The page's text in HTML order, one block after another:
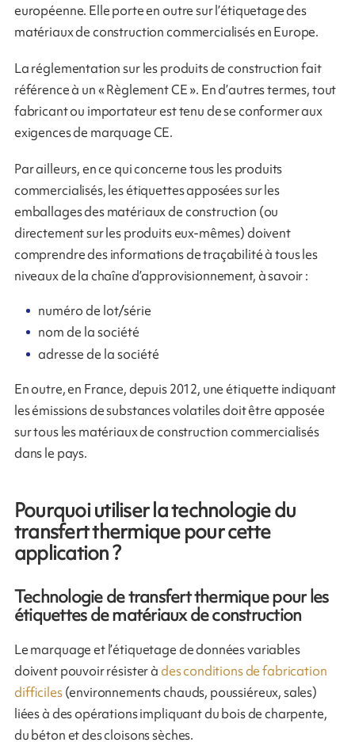
européenne. Elle porte en outre sur l’étiquetage des
matériaux de construction commercialisés en Europe.
La réglementation sur les produits de construction fait
référence à un « Règlement CE ». En d’autres termes, tout
fabricant ou importateur est tenu de se conformer aux
exigences de marquage CE.
Par ailleurs, en ce qui concerne tous les produits
commercialisés, les étiquettes apposées sur les
emballages des matériaux de construction (ou
directement sur les produits eux-mêmes) doivent
comprendre des informations de traçabilité à tous les
niveaux de la chaîne d’approvisionnement, à savoir :
numéro de lot/série
nom de la société
adresse de la société
En outre, en France, depuis 2012, une étiquette indiquant
les émissions de substances volatiles doit être apposée
sur tous les matériaux de construction commercialisés
dans le pays.
Pourquoi utiliser la technologie du
transfert thermique pour cette
application ?
Technologie de transfert thermique pour les
étiquettes de matériaux de construction
Le marquage et l’étiquetage de données variables
doivent pouvoir résister àdes conditions de fabrication
difficiles(environnements chauds, poussiéreux, sales)
liées à des opérations impliquant du bois de charpente,
du béton et des cloisons sèches.